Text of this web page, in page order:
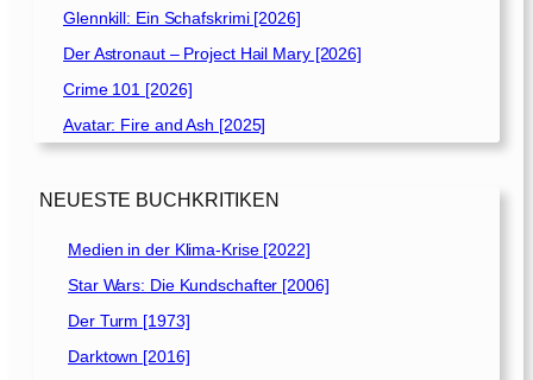
Glennkill: Ein Schafskrimi [2026]
Der Astronaut – Project Hail Mary [2026]
Crime 101 [2026]
Avatar: Fire and Ash [2025]
NEUESTE BUCHKRITIKEN
Medien in der Klima-Krise [2022]
Star Wars: Die Kundschafter [2006]
Der Turm [1973]
Darktown [2016]